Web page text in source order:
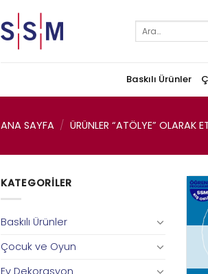
Ara:
Baskılı Ürünler
ANA SAYFA / ÜRÜNLER “ATÖLYE” OLARAK
KATEGORILER
Baskılı Ürünler
Çocuk ve Oyun
Ev Dekorasyon